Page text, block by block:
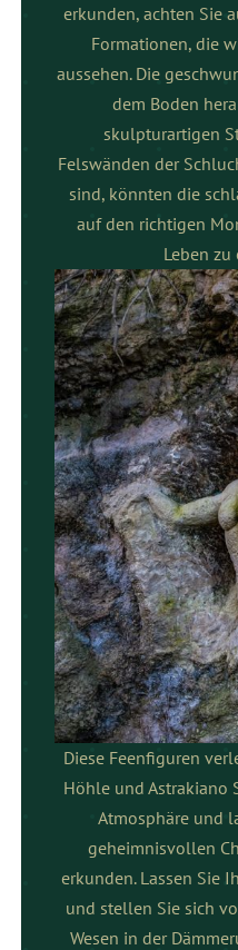
erkunden, achten Sie
Formationen, die
aussehen. Die
dem Boden
skulpturartigen
Felswänden der
sind, könnten die
auf den richtigen
Leben zu
Diese Feenfiguren
Höhle und Astrakiano
Atmosphäre und
geheimnisvollen
erkunden. Lassen Sie
und stellen Sie sich
Wesen in der